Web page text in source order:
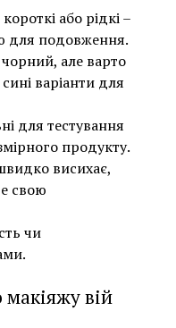
або рідкі –
для подовження.
але варто
варіанти для
для тестування
продукту.
висихає,
свою
чи
вій